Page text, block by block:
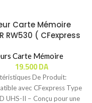
Carte Mémoire
RW530 ( CFexpress
Carte Mémoire
19.500DA
De Produit:
avec CFexpress Type
UHS-II – Conçu pour une